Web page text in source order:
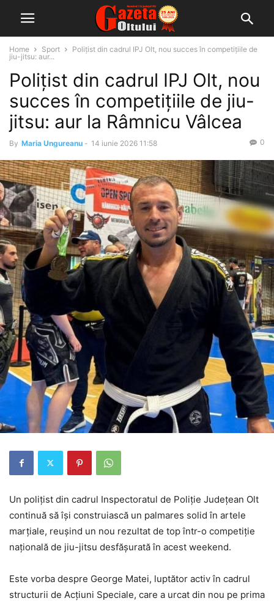
Home Sport
Polițist din cadrul IPJ Olt, nou succes în competițiile de
jiu-jitsu: aur...
Polițist din cadrul IPJ Olt, nou
succes în competițiile de jiu-
jitsu: aur la Râmnicu Vâlcea
By Maria Ungureanu - 14 iunie 2026 11:58 0
Un polițist din cadrul Inspectoratul de Poliție Județean Olt
continuă să își construiască un palmares solid în artele
marțiale, reușind un nou rezultat de top într-o competiție
națională de jiu-jitsu desfășurată în acest weekend.
Este vorba despre George Matei, luptător activ în cadrul
structurii de Acțiuni Speciale, care a urcat din nou pe prima